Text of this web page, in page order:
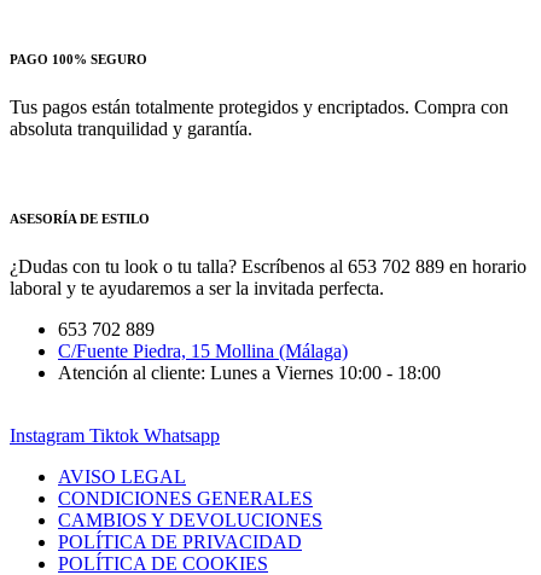
PAGO 100% SEGURO
Tus pagos están totalmente protegidos y encriptados. Compra con
absoluta tranquilidad y garantía.
ASESORÍA DE ESTILO
¿Dudas con tu look o tu talla? Escríbenos al 653 702 889 en horario
laboral y te ayudaremos a ser la invitada perfecta.
653 702 889
C/Fuente Piedra, 15 Mollina (Málaga)
Atención al cliente: Lunes a Viernes 10:00 - 18:00
Instagram Tiktok Whatsapp
AVISO LEGAL
CONDICIONES GENERALES
CAMBIOS Y DEVOLUCIONES
POLÍTICA DE PRIVACIDAD
POLÍTICA DE COOKIES